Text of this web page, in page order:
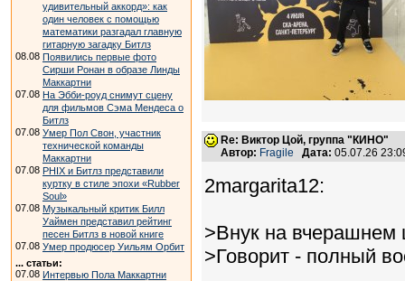
удивительный аккорд»: как
один человек с помощью
математики разгадал главную
гитарную загадку Битлз
08.08 Появились первые фото
Сирши Ронан в образе Линды
Маккартни
07.08 На Эбби-роуд снимут сцену
для фильмов Сэма Мендеса о
Битлз
07.08 Умер Пол Свон, участник
технической команды
Маккартни
07.08 PHIX и Битлз представили
куртку в стиле эпохи «Rubber
Soul»
07.08 Музыкальный критик Билл
Уаймен представил рейтинг
песен Битлз в новой книге
07.08 Умер продюсер Уильям Орбит
... статьи:
07.08 Интервью Пола Маккартни
Re: Виктор Цой, группа "КИНО"
Автор: Fragile Дата: 05.07.26
2margarita12:
>Внук на вчерашнем
>Говорит - полный